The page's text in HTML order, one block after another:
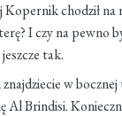
Kopernik chodził na
I czy na pewno
tak.
w
Al Brindisi.